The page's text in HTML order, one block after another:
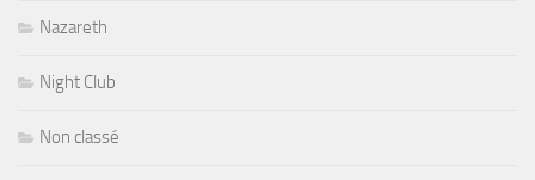
Nazareth
Night Club
Non classé